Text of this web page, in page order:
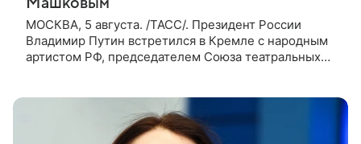
МОСКВА, 5 августа. /ТАСС/. Президент России
Владимир Путин встретился в Кремле с народным
артистом РФ, председателем Союза театральных